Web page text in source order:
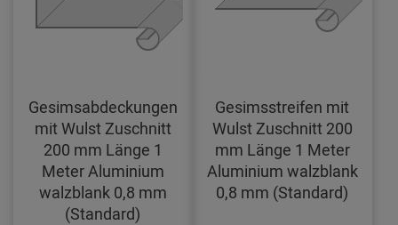
Gesimsabdeckungen
mit Wulst Zuschnitt
200 mm Länge 1
Meter Aluminium
walzblank 0,8 mm
(Standard)
Gesimsstreifen mit
Wulst Zuschnitt 200
mm Länge 1 Meter
Aluminium walzblank
0,8 mm (Standard)